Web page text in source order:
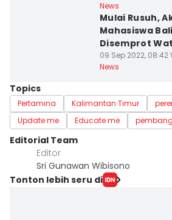
News
Mulai Rusuh,
Mahasiswa
Disemprot
09 Sep 2022, 08:42
News
Topics
Pertamina Kalimantan Timur
Update me
Educate me
Editorial Team
Editor
Sri Gunawan Wibisono
Tonton lebih seru di